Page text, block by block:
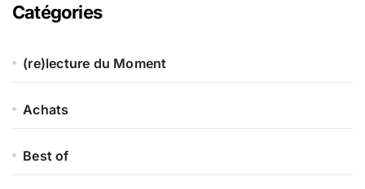
Catégories
(re)lecture du Moment
Achats
Best of